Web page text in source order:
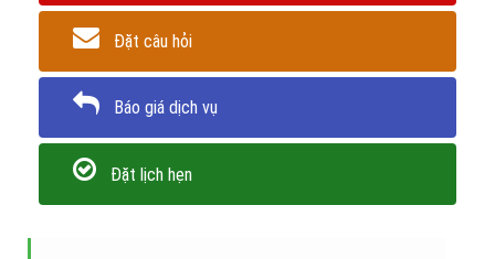
Đặt câu hỏi
Báo giá dịch vụ
Đặt lịch hẹn